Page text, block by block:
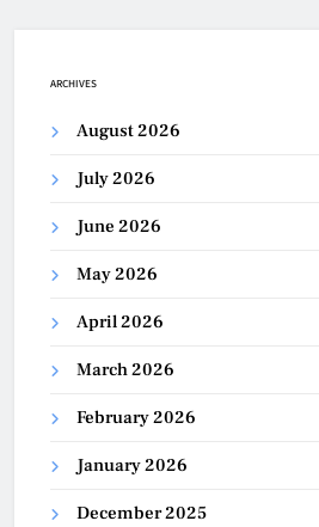
ARCHIVES
August 2026
July 2026
June 2026
May 2026
April 2026
March 2026
February 2026
January 2026
December 2025